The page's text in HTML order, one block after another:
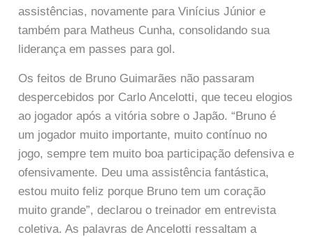
assistências, novamente para Vinícius Júnior e
também para Matheus Cunha, consolidando sua
liderança em passes para gol.
Os feitos de Bruno Guimarães não passaram
despercebidos por Carlo Ancelotti, que teceu elogios
ao jogador após a vitória sobre o Japão. “Bruno é
um jogador muito importante, muito contínuo no
jogo, sempre tem muito boa participação defensiva e
ofensivamente. Deu uma assistência fantástica,
estou muito feliz porque Bruno tem um coração
muito grande”, declarou o treinador em entrevista
coletiva. As palavras de Ancelotti ressaltam a